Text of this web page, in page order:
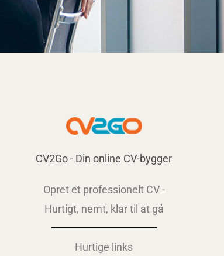
CV2Go - Din online CV-bygger
Opret et professionelt CV -
Hurtigt, nemt, klar til at gå
Hurtige links